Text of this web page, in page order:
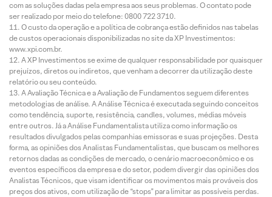
com as soluções dadas pela empresa aos seus problemas. O contato pode
ser realizado por meio do telefone: 0800 722 3710.
O custo da operação e a política de cobrança estão definidos nas tabelas
de custos operacionais disponibilizadas no site da XP Investimentos:
www.xpi.com.br.
A XP Investimentos se exime de qualquer responsabilidade por quaisquer
prejuízos, diretos ou indiretos, que venham a decorrer da utilização deste
relatório ou seu conteúdo.
A Avaliação Técnica e a Avaliação de Fundamentos seguem diferentes
metodologias de análise. A Análise Técnica é executada seguindo conceitos
como tendência, suporte, resistência, candles, volumes, médias móveis
entre outros. Já a Análise Fundamentalista utiliza como informação os
resultados divulgados pelas companhias emissoras e suas projeções. Desta
forma, as opiniões dos Analistas Fundamentalistas, que buscam os melhores
retornos dadas as condições de mercado, o cenário macroeconômico e os
eventos específicos da empresa e do setor, podem divergir das opiniões dos
Analistas Técnicos, que visam identificar os movimentos mais prováveis dos
preços dos ativos, com utilização de “stops” para limitar as possíveis perdas.